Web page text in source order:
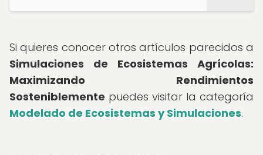
Si quieres conocer otros artículos parecidos a
Simulaciones de Ecosistemas Agrícolas:
Maximizando Rendimientos
Sosteniblemente puedes visitar la categoría
Modelado de Ecosistemas y Simulaciones.